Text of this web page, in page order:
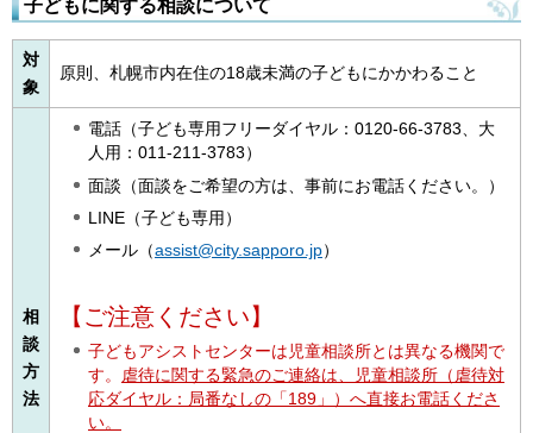
子どもに関する相談について
対
象
原則、札幌市内在住の18歳未満の子どもにかかわること
相
談
方
法
電話（子ども専用フリーダイヤル：0120-66-3783、大
人用：011-211-3783）
面談（面談をご希望の方は、事前にお電話ください。）
LINE（子ども専用）
メール（assist@city.sapporo.jp）
【ご注意ください】
子どもアシストセンターは児童相談所とは異なる機関で
す。
虐待に関する緊急のご連絡は、児童相談所（虐待対
応ダイヤル：局番なしの「189」）へ直接お電話くださ
い。